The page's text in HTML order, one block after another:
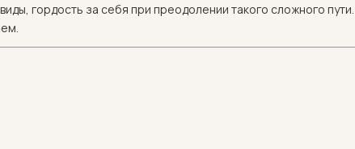
гордость за себя при преодолении такого сложного пути.